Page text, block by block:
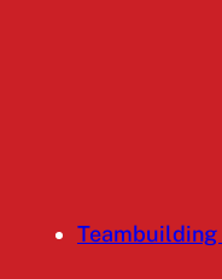
Teambuilding